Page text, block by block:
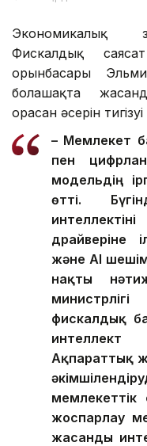
Экономикалық
Фискалдық
орынбасары
болашақта
орасан әсерін
– Мемлекет
пен
модельдің
өтті.
драйверіне
және AI
нақты
фискалдық
Ақпараттық
жоспарлау
жасанды